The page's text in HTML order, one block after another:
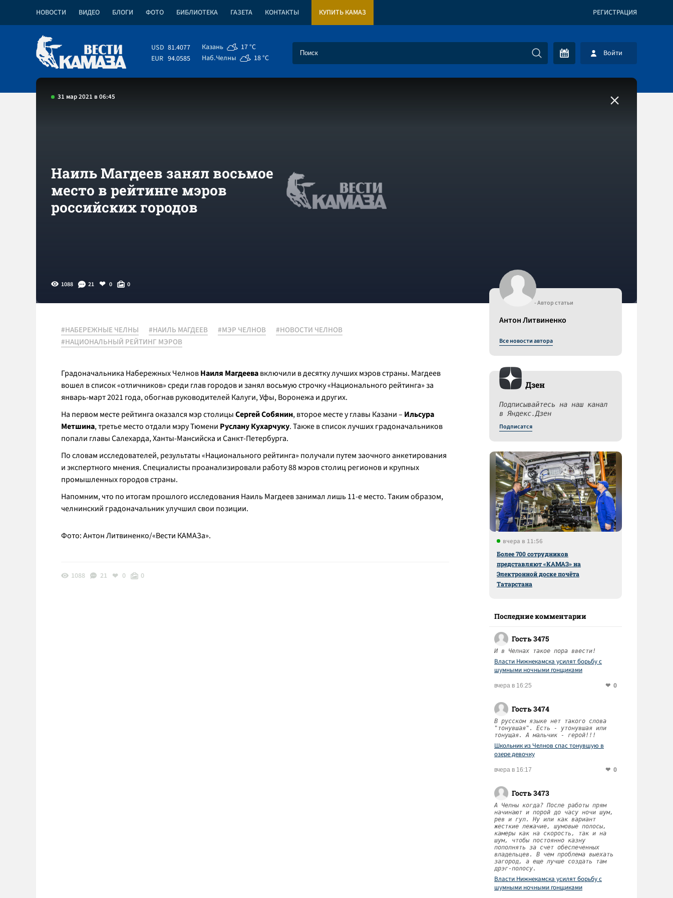
НОВОСТИ ВИДЕО БЛОГИ ФОТО БИБЛИОТЕКА ГАЗЕТА КОНТАКТЫ КУПИТЬ КАМАЗ РЕГИСТРАЦИЯ
USD 81.4077
EUR 94.0585
Казань
17 °C
Наб.Челны
18 °C Войти
31 мар 2021 в 06:45
Наиль Магдеев занял восьмое
место в рейтинге мэров
российских городов
1088 21 0 0
#НАБЕРЕЖНЫЕ ЧЕЛНЫ #НАИЛЬ МАГДЕЕВ #МЭР ЧЕЛНОВ
#НОВОСТИ ЧЕЛНОВ
#НАЦИОНАЛЬНЫЙ РЕЙТИНГ МЭРОВ
Градоначальника Набережных ЧелновНаиля Магдеевавключили в десятку лучших мэров страны. Магдеев
вошел в список «отличников» среди глав городов и занял восьмую строчку «Национального рейтинга» за
январь-март 2021 года, обогнав руководителей Калуги, Уфы, Воронежа и других.
На первом месте рейтинга оказался мэр столицыСергей Собянин, второе месте у главы Казани – Ильсура
Метшина, третье место отдали мэру Тюмени Руслану Кухарчуку. Также в список лучших градоначальников
попали главы Салехарда, Ханты-Мансийска и Санкт-Петербурга.
По словам исследователей, результаты «Национального рейтинга» получали путем заочного анкетирования
и экспертного мнения. Специалисты проанализировали работу 88 мэров столиц регионов и крупных
промышленных городов страны.
Напомним, что по итогам прошлого исследования Наиль Магдеев занимал лишь 11-е место. Таким образом,
челнинский градоначальник улучшил свои позиции.
Фото: Антон Литвиненко/«Вести КАМАЗа».
1088 21 0 0
- Автор статьи
Антон Литвиненко
Все новости автора
Дзен
Подписывайтесь на наш канал
в Яндекс.Дзен
Подписатся
вчера в 11:56
Более 700 сотрудников
представляют «КАМАЗ» на
Электронной доске почёта
Татарстана
Последние комментарии
Гость 3475
И в Челнах такое пора ввести!
Власти Нижнекамска усилят борьбу с
шумными ночными гонщиками
вчера в 16:25 0
Гость 3474
В русском языке нет такого слова
"тонувшая". Есть - утонувшая или
тонущая. А мальчик - герой!!!
Школьник из Челнов спас тонувшую в
озере девочку
вчера в 16:17 0
Гость 3473
А Челны когда? После работы прям
начинают и порой до часу ночи шум,
рев и гул. Ну или как вариант
жесткие лежачие, шумовые полосы,
камеры как на скорость, так и на
шум, чтобы постоянно казну
пополнять за счет обеспеченных
владельцев. В чем проблема выехать
загород, а еще лучше создать там
дрэг-полосу.
Власти Нижнекамска усилят борьбу с
шумными ночными гонщиками